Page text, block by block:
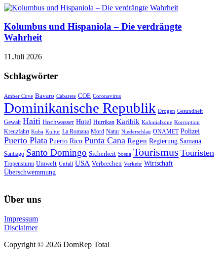
Kolumbus und Hispaniola – Die verdrängte
Wahrheit
11.Juli 2026
Schlagwörter
Amber Cove Bavaro Cabarete COE Coronavirus
Dominikanische Republik Drogen Gesundheit
Gewalt Haiti Hochwasser Hotel Hurrikan Karibik Kolonialzone Korruption
Kreuzfahrt Kuba Kultur La Romana Mord Natur Niederschlag ONAMET Polizei
Puerto Plata Puerto Rico Punta Cana Regen Regierung Samana
Santiago Santo Domingo Sicherheit Sosua Tourismus Touristen
Tropensturm Umwelt Unfall USA Verbrechen Verkehr Wirtschaft
Überschwemmung
Über uns
Impressum
Disclaimer
Copyright © 2026 DomRep Total